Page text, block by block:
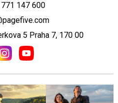
147 600
5 Praha 7, 170 00